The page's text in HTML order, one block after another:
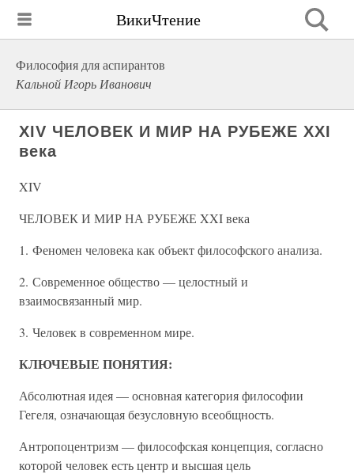
ВикиЧтение
Философия для аспирантов
Кальной Игорь Иванович
XIV ЧЕЛОВЕК И МИР НА РУБЕЖЕ XXI
века
XIV
ЧЕЛОВЕК И МИР НА РУБЕЖЕ XXI века
1. Феномен человека как объект философского анализа.
2. Современное общество — целостный и
взаимосвязанный мир.
3. Человек в современном мире.
КЛЮЧЕВЫЕ ПОНЯТИЯ:
Абсолютная идея — основная категория философии
Гегеля, означающая безусловную всеобщность.
Антропоцентризм — философская концепция, согласно
которой человек есть центр и высшая цель